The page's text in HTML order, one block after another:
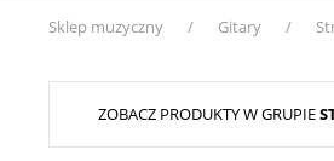
Sklep muzyczny Gitary
ZOBACZ PRODUKTY W GRUPIE